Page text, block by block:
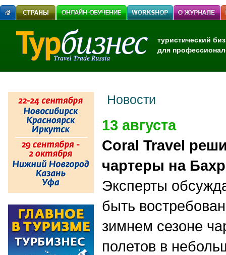
туристический
для
Новости
13 августа
Coral Travel
чартеры на
Эксперты
быть
зимнем сезоне
полетов в